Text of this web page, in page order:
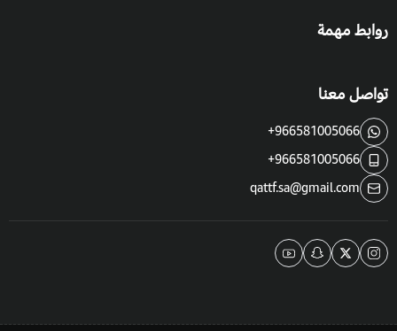
روابط مهمة
تواصل معنا
+966581005066
+966581005066
qattf.sa@gmail.com